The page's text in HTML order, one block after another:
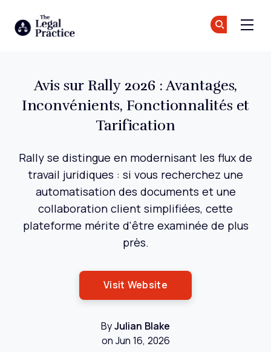
Avis sur Rally 2026 : Avantages,
Inconvénients, Fonctionnalités et
Tarification
Rally se distingue en modernisant les flux de
travail juridiques : si vous recherchez une
automatisation des documents et une
collaboration client simplifiées, cette
plateforme mérite d'être examinée de plus
près.
Visit Website
By Julian Blake
on Jun 16, 2026